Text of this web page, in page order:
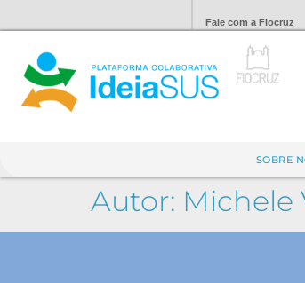
Fale com a Fiocruz
SOBRE
Autor: Michele